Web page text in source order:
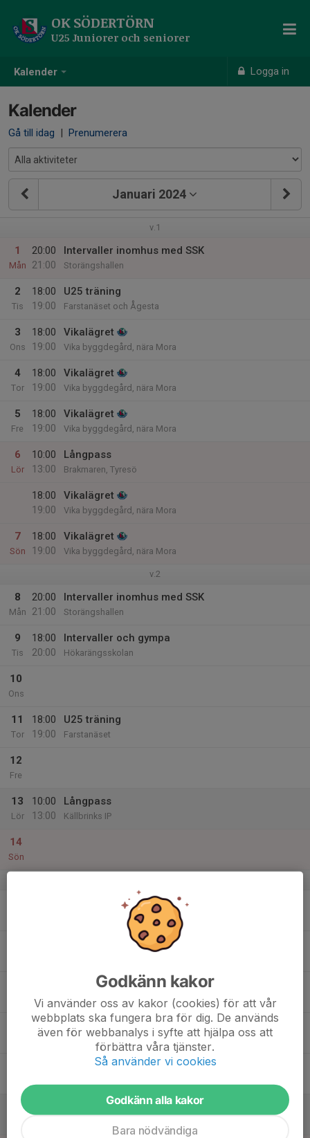
Kalender Logga in
OK SÖDERTÖRN
U25 Juniorer och seniorer
Kalender
Gå till idag | Prenumerera
Januari 2024
v.1
1
Mån
20:00
21:00
Intervaller inomhus med SSK
Storängshallen
2
Tis
18:00
19:00
U25 träning
Farstanäset och Ågesta
3
Ons
18:00
19:00
Vikalägret
Vika byggdegård, nära Mora
4
Tor
18:00
19:00
Vikalägret
Vika byggdegård, nära Mora
5
Fre
18:00
19:00
Vikalägret
Vika byggdegård, nära Mora
6
Lör
10:00
13:00
Långpass
Brakmaren, Tyresö
18:00
19:00
Vikalägret
Vika byggdegård, nära Mora
7
Sön
18:00
19:00
Vikalägret
Vika byggdegård, nära Mora
v.2
8
Mån
20:00
21:00
Intervaller inomhus med SSK
Storängshallen
9
Tis
18:00
20:00
Intervaller och gympa
Hökarängsskolan
10
Ons
11
Tor
18:00
19:00
U25 träning
Farstanäset
12
Fre
13
Lör
10:00
13:00
Långpass
Källbrinks IP
14
Sön
Intervaller inomhus med SSK
Intervaller och gympa
18:00
19:00
U25 Skidor alt Skogsåttan
Farstanäset och Ågesta
20 Långpass
Godkänn kakor
Vi använder oss av kakor (cookies) för att vår
webbplats ska fungera bra för dig. De används
även för webbanalys i syfte att hjälpa oss att
förbättra våra tjänster.
Så använder vi cookies
Godkänn alla kakor
Bara nödvändiga